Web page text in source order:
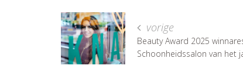
vorige
Beauty Award 2025
Schoonheidssalon van het